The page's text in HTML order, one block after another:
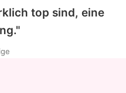
top sind, eine